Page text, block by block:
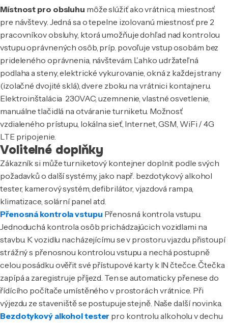
Místnost pro obsluhu môže slúžiť ako vrátnica, miestnosť
pre návštevy. Jedná sa o tepelne izolovanú miestnosť pre 2
pracovníkov obsluhy, ktorá umožňuje dohľad nad kontrolou
vstupu oprávnených osôb, príp. povoľuje vstup osobám bez
prideleného oprávnenia, návštevám. Ľahko udržateľná
podlaha a steny, elektrické vykurovanie, okná z každej strany
(izolačné dvojité sklá), dvere zboku na vrátnici kontajneru.
Elektroinštalácia 230VAC, uzemnenie, vlastné osvetlenie,
manuálne tlačidlá na otváranie turniketu. Možnosť
vzdialeného prístupu, lokálna sieť, Internet, GSM, WiFi / 4G
LTE pripojenie.
Volitelné doplňky
Zákazník si může turniketový kontejner doplnit podle svých
požadavků o další systémy, jako např. bezdotykový alkohol
tester, kamerový systém, defibrilátor, vjazdová rampa,
klimatizace, solární panel atd.
Přenosná kontrola vstupu Přenosná kontrola vstupu.
Jednoduchá kontrola osôb prichádzajúcich vozidlami na
stavbu. K vozidlu nacházejícímu se v prostoru vjazdu přistoupí
strážný s přenosnou kontrolou vstupu a nechá postupně
celou posádku ověřit své přístupové karty k IN čtečce. Čtečka
zapípá a zaregistruje příjezd. Ten se automaticky přenese do
řídícího počítače umístěného v prostorách vrátnice. Při
výjezdu ze staveniště se postupuje stejně. Naše další novinka.
Bezdotykový alkohol tester pro kontrolu alkoholu v dechu